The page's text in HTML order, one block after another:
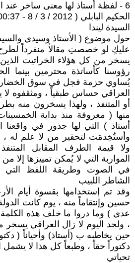
6 - لفظة أستاذ لها معنى ساخر عند العراقيين
الحكيم البابلي ( 2012 / 3 / 8 - 00:37 )
السيدة ليندا
حول موضوع ( الأستاذ وسيدي
عليكِ لو خصصتِ مقالاً منفرداً
يسخر من كل هؤلاء الخراتيت
رؤوسنا كأساتذة محترمين بينما
يُساوي حزمة فجل في سوق الخضار
العراقي حساس طبقياً ، ومثقفوه لا
أو المتنفذ ، ولهذا يسخرون منه
منها ( معروفة منذ بداية
أستاذ ) التي لها جذور في واقعنا
وأستُخِدمَت لتحقير من لا علم له ،
ولا قيمة الطرف المقابل
المواربة التي لا يُمكن تمييزها إلا
في الصوت وطريقة اللفظ التي
الشاطر اللبيب
وقد تم إستخدامها بقسوة أيام
حسين وإنتقاماً منه ، يوم كانت
عدي ) وما دروا ما خلف هذه
، ولحد اليوم لا زال العراقي
حين يخاطبه ب (أستاذ) وأحياناً (
دكتوراً حقاً ، وطبعاً كل هذا لا يشمل
تحياتي